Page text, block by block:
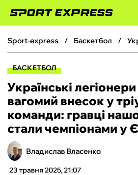
ФУТБОЛ
БОКС
ХОКЕЙ
ТЕНІС
sport-express баскетбол
БАСКЕТБОЛ
Українські
вагомий внесок у
команди: гравці
стали чемпіонами у
Владислав Власенко
23 травня 2025, 21:07